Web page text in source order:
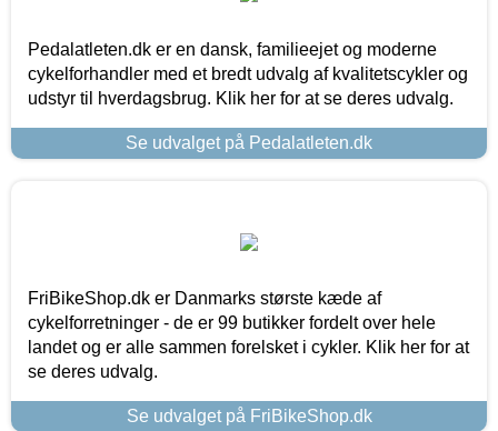
Pedalatleten.dk er en dansk, familieejet og moderne
cykelforhandler med et bredt udvalg af kvalitetscykler og
udstyr til hverdagsbrug. Klik her for at se deres udvalg.
Se udvalget på Pedalatleten.dk
FriBikeShop.dk er Danmarks største kæde af
cykelforretninger - de er 99 butikker fordelt over hele
landet og er alle sammen forelsket i cykler. Klik her for at
se deres udvalg.
Se udvalget på FriBikeShop.dk